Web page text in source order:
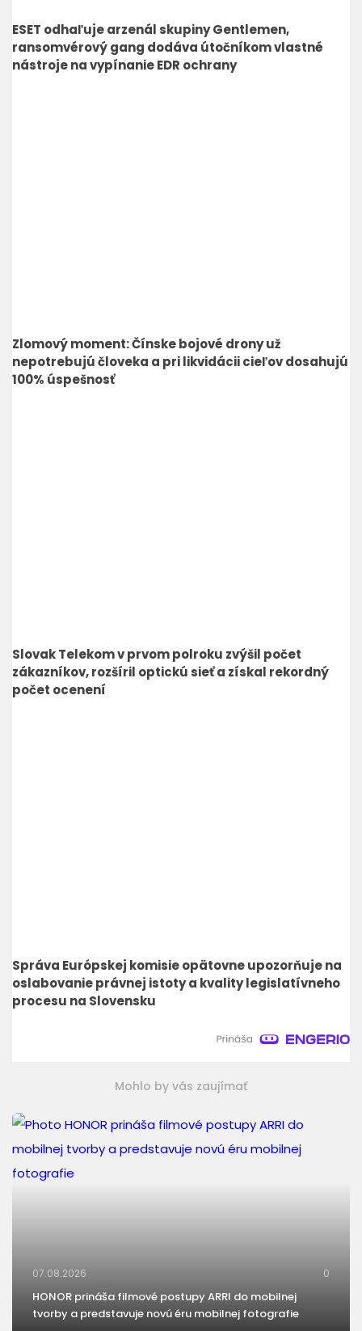
ESET odhaľuje arzenál skupiny Gentlemen,
ransomvérový gang dodáva útočníkom vlastné
nástroje na vypínanie EDR ochrany
Zlomový moment: Čínske bojové drony už
nepotrebujú človeka a pri likvidácii cieľov dosahujú
100% úspešnosť
Slovak Telekom v prvom polroku zvýšil počet
zákazníkov, rozšíril optickú sieť a získal rekordný
počet ocenení
Správa Európskej komisie opätovne upozorňuje na
oslabovanie právnej istoty a kvality legislatívneho
procesu na Slovensku
Mohlo by vás zaujímať
07.08.2026 0
HONOR prináša filmové postupy ARRI do mobilnej
tvorby a predstavuje novú éru mobilnej fotografie